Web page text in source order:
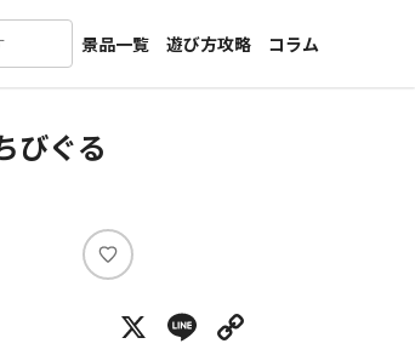
景品一覧
新着景品
カテゴリ一覧
遊び方攻略
コラム
インタビュー
びぐる
い
ね
X Line